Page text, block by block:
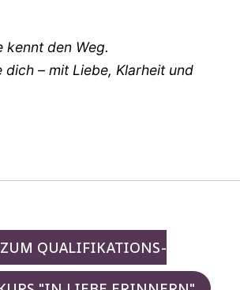
kennt den Weg.
dich – mit Liebe, Klarheit und
QUALIFIKATIONS-